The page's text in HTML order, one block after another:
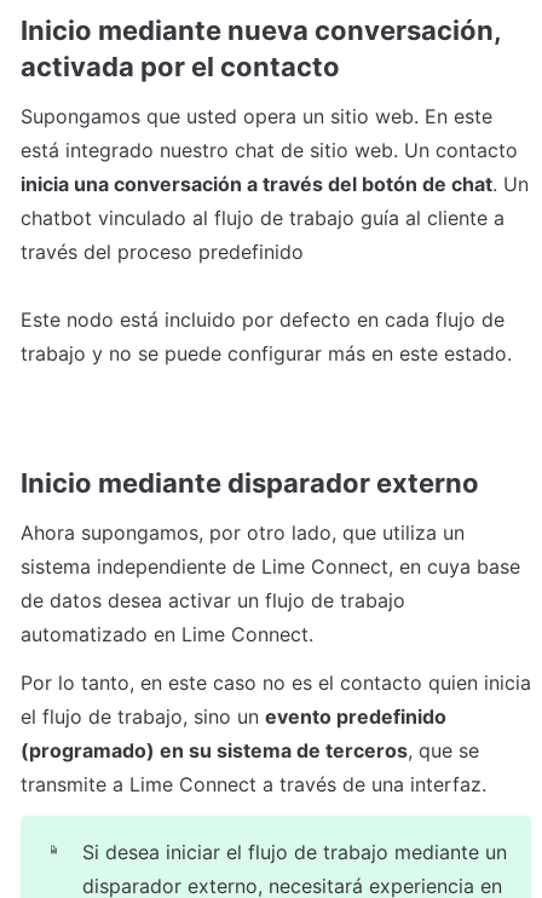
Inicio mediante nueva conversación,
activada por el contacto
Supongamos que usted opera un sitio web. En este
inicia una conversación a través del botón de chat. Un
chatbot vinculado al flujo de trabajo guía al cliente a
través del proceso predefinido
Este nodo está incluido por defecto en cada flujo de
trabajo y no se puede configurar más en este estado.
Inicio mediante disparador externo
Ahora supongamos, por otro lado, que utiliza un
sistema independiente de Lime Connect, en cuya base
de datos desea activar un flujo de trabajo
automatizado en Lime Connect.
Por lo tanto, en este caso no es el contacto quien inicia
el flujo de trabajo, sino un evento predefinido
(programado) en su sistema de terceros, que se
Si desea iniciar el flujo de trabajo mediante un
disparador externo, necesitará experiencia en